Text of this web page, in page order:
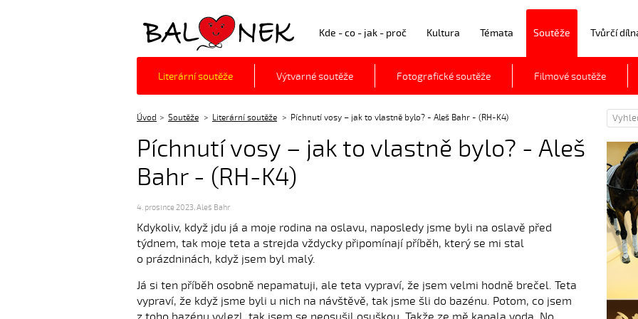
Balónek z.s. Kde - co - jak - proč Kultura Témata Soutěže Tvůrčí
Literární soutěže Výtvarné soutěže Fotografické soutěže Filmové soutěže
Úvod Soutěže Literární soutěže Píchnutí vosy – jak to vlastně bylo? - Aleš Bahr - (RH-K4)
Píchnutí vosy – jak to vlastně bylo? - Aleš
Bahr - (RH-K4)
4. prosince 2023,Aleš Bahr
Kdykoliv, když jdu já a moje rodina na oslavu, naposledy jsme byli na oslavě před
týdnem, tak moje teta a strejda vždycky připomínají příběh, který se mi stal
o prázdninách, když jsem byl malý.
Já si ten příběh osobně nepamatuji, ale teta vypraví, že jsem velmi hodně brečel. Teta
vypraví, že když jsme byli u nich na návštěvě, tak jsme šli do bazénu. Potom, co jsem